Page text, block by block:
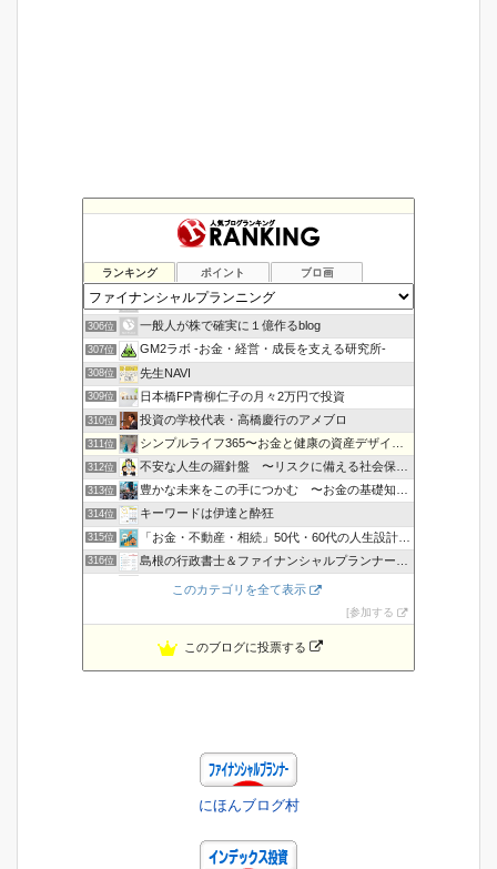
ランキング ポイント ブロ画
304位 金持ち父さんになりたいな
305位 大学生の副業生活
306位 一般人が株で確実に１億作るblog
307位 GM2ラボ -お金・経営・成長を支える研究所-
308位 先生NAVI
309位 日本橋FP青柳仁子の月々2万円で投資
310位 投資の学校代表・高橋慶行のアメブロ
311位 シンプルライフ365〜お金と健康の資産デザイン〜
312位 不安な人生の羅針盤 〜リスクに備える社会保障〜
313位 豊かな未来をこの手につかむ 〜お金の基礎知識〜
314位 キーワードは伊達と酔狂
315位 「お金・不動産・相続」50代・60代の人生設計をサポート
316位 島根の行政書士＆ファイナンシャルプランナー小室寿明
年収３００万円時代を生きるノウハウ
このカテゴリを全て表示
参加する
このブログに投票する
にほんブログ村